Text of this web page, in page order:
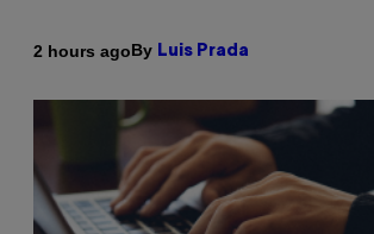
2 hours agoBy Luis Prada